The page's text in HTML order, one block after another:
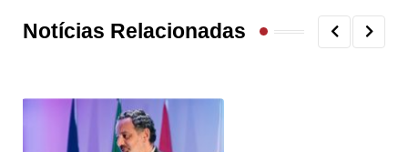
Notícias Relacionadas